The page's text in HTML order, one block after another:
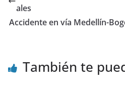
ales
Accidente en vía Medellín-
También te